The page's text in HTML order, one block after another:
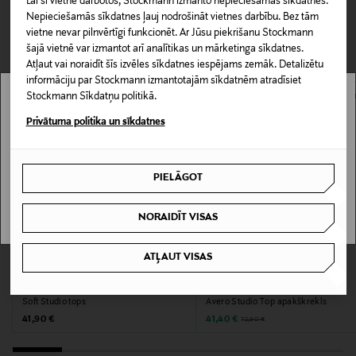
Nepieciešamās sīkdatnes ļauj nodrošināt vietnes darbību. Bez tām
vietne nevar pilnvērtīgi funkcionēt. Ar Jūsu piekrišanu Stockmann
šajā vietnē var izmantot arī analītikas un mārketinga sīkdatnes.
Atļaut vai noraidīt šīs izvēles sīkdatnes iespējams zemāk. Detalizētu
informāciju par Stockmann izmantotajām sīkdatnēm atradīsiet
Stockmann Sīkdatņu politikā.
Privātuma politika un sīkdatnes
PIELĀGOT
NORAIDĪT VISAS
ATĻAUT VISAS
Tops ir ērts un daudzfunkcionāls. Tas piemērots kā
apakšveļas daļa vai ērts mājas apģērbs. Tā brīvais
piegriezums nodrošina patīkamu valkāšanas pieredzi.
Produkta numurs
95 % viskoze, 5 % elastāns
Kopšanas instrukcijas
Mazgāt saudzīgā režīmā 30°C
Krāsa
VEL VELVET BLUE
0,00 €
Piegāde uz saņemšanas punktu
0,00 € – 4,90 €
CITI KLIENTI SKATĪJĀS ARĪ
Soft Studio tops
Original Price
41,90 €
Avero Studio Top apakškrekls
Discounted Price
41,40 € Original Price
72,90 €
Stockmann nav pieejams tavā valstī.